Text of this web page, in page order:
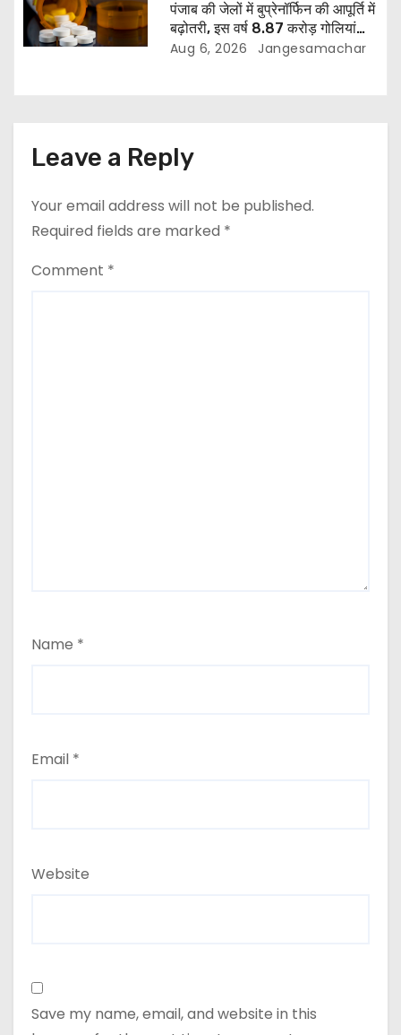
पंजाब की जेलों में बुप्रेनॉर्फिन की आपूर्ति में
बढ़ोतरी, इस वर्ष 8.87 करोड़ गोलियां
जारी: रिपोर्ट
Aug 6, 2026 Jangesamachar
Leave a Reply
Your email address will not be published.
Required fields are marked *
Comment *
Name *
Email *
Website
Save my name, email, and website in this